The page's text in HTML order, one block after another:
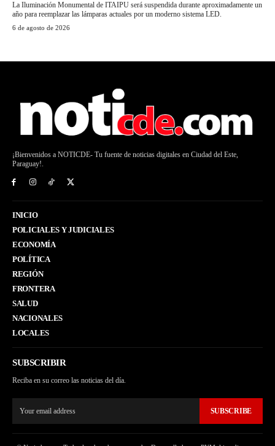
La Iluminación Monumental de ITAIPU será suspendida durante aproximadamente un
año para reemplazar las lámparas actuales por un moderno sistema LED.
6 de agosto de 2026
¡Bienvenidos a NOTICDE- Tu fuente de noticias digitales en Ciudad del Este,
Paraguay!.
INICIO
POLICIALES Y JUDICIALES
ECONOMÍA
POLÍTICA
REGIÓN
FRONTERA
SALUD
NACIONALES
LOCALES
SUBSCRIBIR
Reciba en su correo las noticias del día.
SUBSCRIBE